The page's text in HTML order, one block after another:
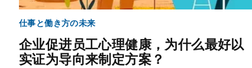
仕事と働き方の未来
企业促进员工心理健康，为什么最好以
实证为导向来制定方案？